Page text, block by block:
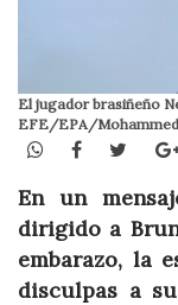
El jugador brasiñeño
EFE/EPA/
WhatsApp
Facebook
En un
dirigido a
embarazo, la
disculpas a